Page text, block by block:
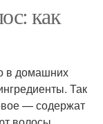
маски
блестящих
волос
как
в домашних
Так
— содержат